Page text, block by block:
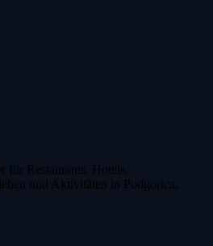
für Restaurants, Hotels,
und Aktivitäten in Podgorica,